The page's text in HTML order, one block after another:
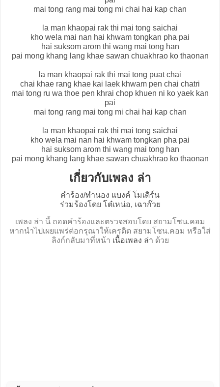
mai tong rang mai tong mi chai hai kap chan
la man khaopai rak thi mai tong saichai
kho wela mai nan hai khwam tongkan pha pai
hai suksom arom thi wang mai tong han
pai mong khang lang khae sawan chuakhrao ko thaonan
la man khaopai rak thi mai tong puat chai
chai khae rang khae kai laek khwam pen chai chatri
mai tong ru wa thoe pen khrai chop khuen ni ko yaek kan
pai
mai tong rang mai tong mi chai hai kap chan
la man khaopai rak thi mai tong saichai
kho wela mai nan hai khwam tongkan pha pai
hai suksom arom thi wang mai tong han
pai mong khang lang khae sawan chuakhrao ko thaonan
เกี่ยวกับเพลง ล่า
คำร้อง/ทำนอง แบงค์ โมเดิร์น
ร่วมร้องโดย โต๋เหน่อ, เฉาก๊วย
เพลง ล่า นี้ ถอดคำร้องและตรวจสอบโดย สยามโซน.คอม
หากนำไปเผยแพร่ต่อกรุณาให้เครดิต สยามโซน.คอม หรือใส่
ลิงก์กลับมาที่หน้า เนื้อเพลง ล่า ด้วย